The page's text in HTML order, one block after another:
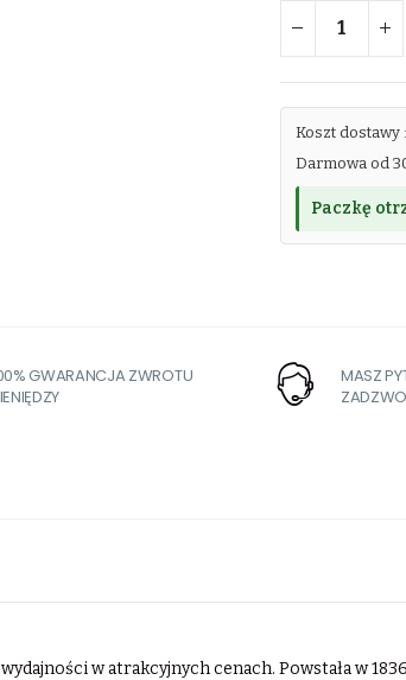
Koszt dostawy :
Darmowa od
Paczkę
GWARANCJA ZWROTU
MASZ
w atrakcyjnych cenach. Powstała w